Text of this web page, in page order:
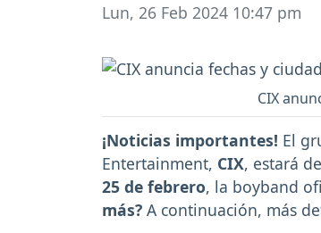
Lun, 26 Feb 2024 10:47 pm
CIX
¡Noticias importantes! El
Entertainment, CIX, estará
25 de febrero, la boyband
más? A continuación, más